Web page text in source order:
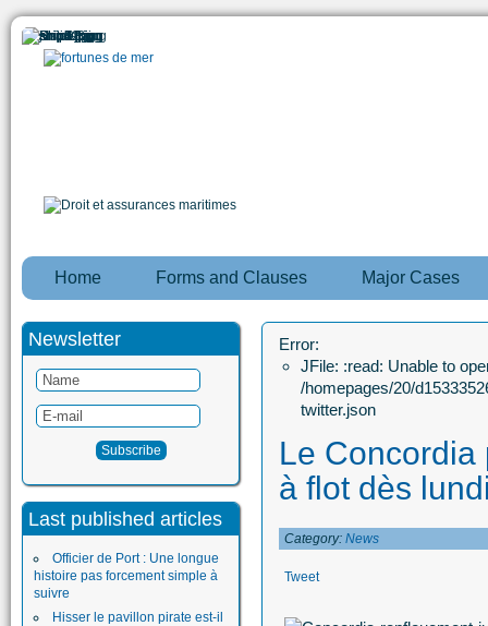
Home Forms and Clauses Major Cases
Newsletter
Last published articles
Officier de Port : Une longue
histoire pas forcement simple à
suivre
Hisser le pavillon pirate est-il
Error:
JFile: :read: Unable to
/homepages/20/
twitter.json
Le Concordia
à flot dès
Category: News
Tweet